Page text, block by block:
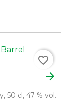
arrow_forward
50 cl, 47 % vol.
favorite_border